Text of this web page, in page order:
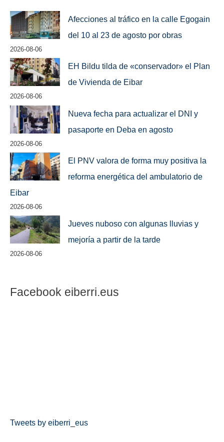
Afecciones al tráfico en la calle Egogain
del 10 al 23 de agosto por obras
2026-08-06
EH Bildu tilda de «conservador» el Plan
de Vivienda de Eibar
2026-08-06
Nueva fecha para actualizar el DNI y
pasaporte en Deba en agosto
2026-08-06
El PNV valora de forma muy positiva la
reforma energética del ambulatorio de
Eibar
2026-08-06
Jueves nuboso con algunas lluvias y
mejoría a partir de la tarde
2026-08-06
Facebook eiberri.eus
Tweets by eiberri_eus